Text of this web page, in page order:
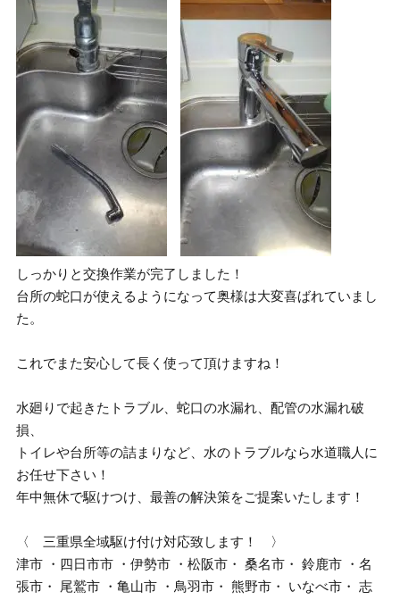
しっかりと交換作業が完了しました！
台所の蛇口が使えるようになって奥様は大変喜ばれていまし
た。
これでまた安心して長く使って頂けますね！
水廻りで起きたトラブル、蛇口の水漏れ、配管の水漏れ破
損、
トイレや台所等の詰まりなど、水のトラブルなら水道職人に
お任せ下さい！
年中無休で駆けつけ、最善の解決策をご提案いたします！
〈 三重県全域駆け付け対応致します！ 〉
津市 ・四日市市 ・伊勢市 ・松阪市・ 桑名市・ 鈴鹿市 ・名
張市・ 尾鷲市 ・亀山市 ・鳥羽市・ 熊野市・ いなべ市・ 志